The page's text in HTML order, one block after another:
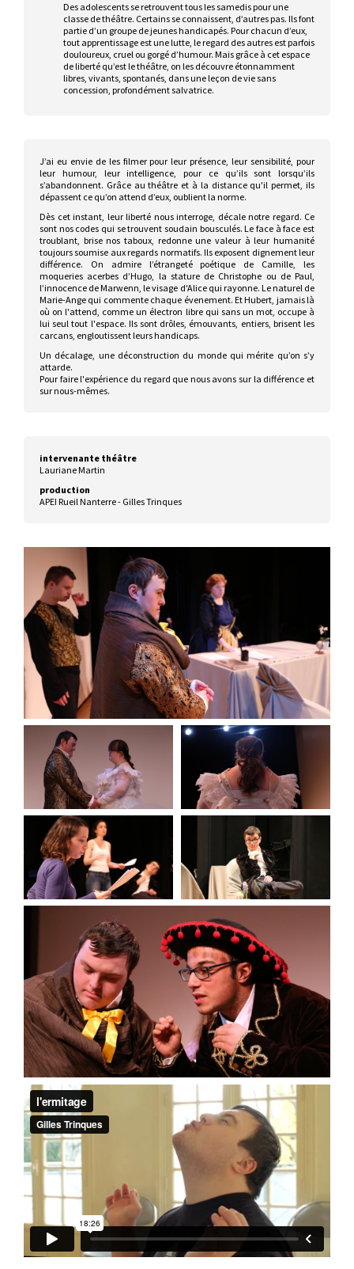
Des adolescents se retrouvent tous les samedis pour une
classe de théâtre. Certains se connaissent, d’autres pas. Ils font
partie d’un groupe de jeunes handicapés. Pour chacun d’eux,
tout apprentissage est une lutte, le regard des autres est parfois
douloureux, cruel ou gorgé d’humour. Mais grâce à cet espace
de liberté qu’est le théâtre, on les découvre étonnamment
libres, vivants, spontanés, dans une leçon de vie sans
concession, profondément salvatrice.
J’ai eu envie de les filmer pour leur présence, leur sensibilité, pour
leur humour, leur intelligence, pour ce qu’ils sont lorsqu’ils
s’abandonnent. Grâce au théâtre et à la distance qu'il permet, ils
dépassent ce qu’on attend d’eux, oublient la norme.
Dès cet instant, leur liberté nous interroge, décale notre regard. Ce
sont nos codes qui se trouvent soudain bousculés. Le face à face est
troublant, brise nos taboux, redonne une valeur à leur humanité
toujours soumise aux regards normatifs. Ils exposent dignement leur
différence. On admire l’étrangeté poétique de Camille, les
moqueries acerbes d’Hugo, la stature de Christophe ou de Paul,
l’innocence de Marwenn, le visage d'Alice qui rayonne. Le naturel de
Marie-Ange qui commente chaque évenement. Et Hubert, jamais là
où on l'attend, comme un électron libre qui sans un mot, occupe à
lui seul tout l'espace. Ils sont drôles, émouvants, entiers, brisent les
carcans, engloutissent leurs handicaps.
Un décalage, une déconstruction du monde qui mérite qu’on s’y
attarde.
Pour faire l'expérience du regard que nous avons sur la différence et
sur nous-mêmes.
intervenante théâtre
Lauriane Martin
production
APEI Rueil Nanterre - Gilles Trinques